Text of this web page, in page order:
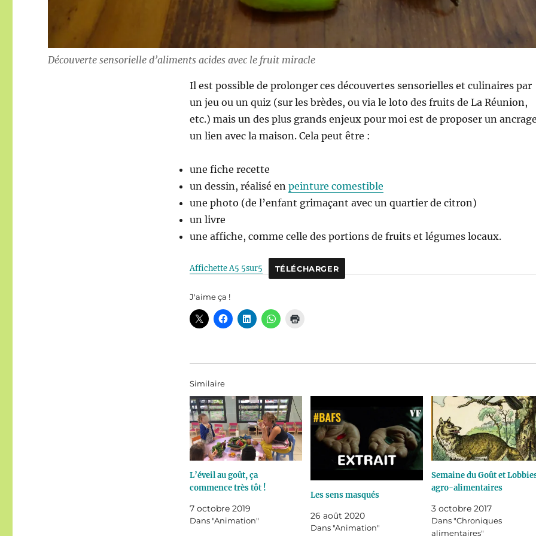
Découverte sensorielle d’aliments acides avec le fruit miracle
Il est possible de prolonger ces découvertes sensorielles et culinaires par
un jeu ou un quiz (sur les brèdes, ou via le loto des fruits de La Réunion,
etc.) mais un des plus grands enjeux pour moi est de proposer un
un lien avec la maison. Cela peut être :
une fiche recette
un dessin, réalisé en peinture comestible
une photo (de l’enfant grimaçant avec un quartier de citron)
un livre
une affiche, comme celle des portions de fruits et légumes locaux.
Affichette A5 5sur5 TÉLÉCHARGER
J'aime ça !
Similaire
L’éveil au goût, ça
commence très tôt !
7 octobre 2019
Dans "Animation"
Les sens masqués
26 août 2020
Dans "Animation"
Semaine du Goût et
agro-alimentaires
3 octobre 2017
Dans "Chroniques
alimentaires"